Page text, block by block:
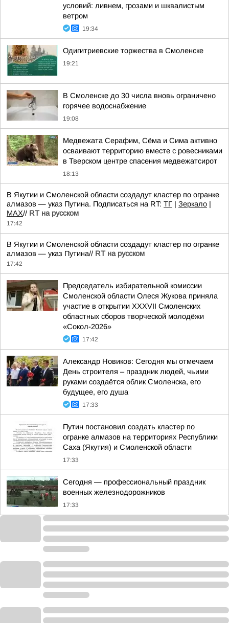
условий: ливнем, грозами и шквалистым
ветром
19:34
Одигитриевские торжества в Смоленске
19:21
В Смоленске до 30 числа вновь ограничено
горячее водоснабжение
19:08
Медвежата Серафим, Сёма и Сима активно
осваивают территорию вместе с ровесниками
в Тверском центре спасения медвежатсирот
18:13
В Якутии и Смоленской области создадут кластер по огранке
алмазов — указ Путина. Подписаться на RT: ТГ | Зеркало |
MAX// RT на русском
17:42
В Якутии и Смоленской области создадут кластер по огранке
алмазов — указ Путина// RT на русском
17:42
Председатель избирательной комиссии
Смоленской области Олеся Жукова приняла
участие в открытии XXXVII Смоленских
областных сборов творческой молодёжи
«Сокол-2026»
17:42
Александр Новиков: Сегодня мы отмечаем
День строителя – праздник людей, чьими
руками создаётся облик Смоленска, его
будущее, его душа
17:33
Путин постановил создать кластер по
огранке алмазов на территориях Республики
Саха (Якутия) и Смоленской области
17:33
Сегодня — профессиональный праздник
военных железнодорожников
17:33